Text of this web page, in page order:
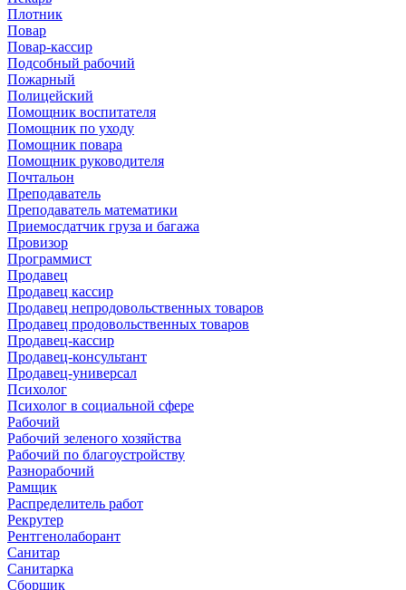
Плотник
Повар
Повар-кассир
Подсобный рабочий
Пожарный
Полицейский
Помощник воспитателя
Помощник по уходу
Помощник повара
Помощник руководителя
Почтальон
Преподаватель
Преподаватель математики
Приемосдатчик груза и багажа
Провизор
Программист
Продавец
Продавец кассир
Продавец непродовольственных товаров
Продавец продовольственных товаров
Продавец-кассир
Продавец-консультант
Продавец-универсал
Психолог
Психолог в социальной сфере
Рабочий
Рабочий зеленого хозяйства
Рабочий по благоустройству
Разнорабочий
Рамщик
Распределитель работ
Рекрутер
Рентгенолаборант
Санитар
Санитарка
Сборщик